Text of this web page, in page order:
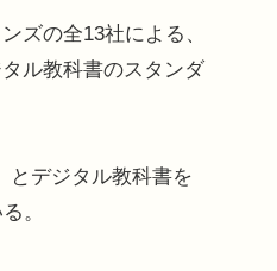
ズの全13社による、
ル教科書のスタンダ
とデジタル教科書を
。